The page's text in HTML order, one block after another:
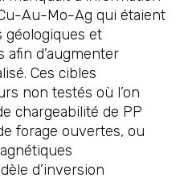
Au-Mo-Ag qui étaient
géologiques et
d’augmenter
Ces cibles
non testés où l’on
chargeabilité de PP
forage ouvertes, ou
d’inversion